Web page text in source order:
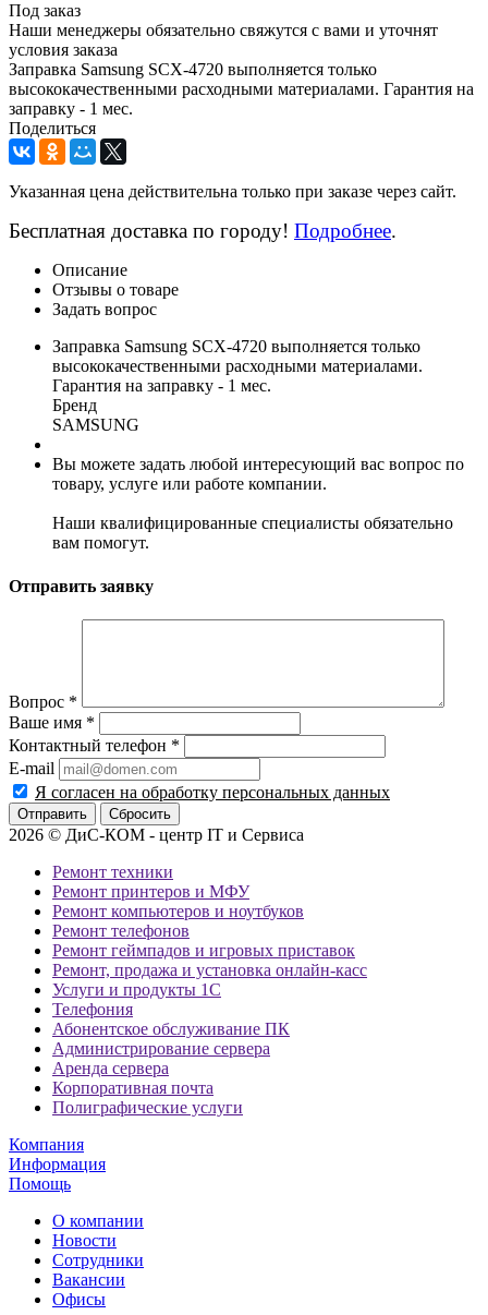
Под заказ
Наши менеджеры обязательно свяжутся с вами и уточнят
условия заказа
Заправка Samsung SCX-4720 выполняется только
высококачественными расходными материалами. Гарантия на
заправку - 1 мес.
Поделиться
Указанная цена действительна только при заказе через сайт.
Бесплатная доставка по городу! Подробнее.
Описание
Отзывы о товаре
Задать вопрос
Заправка Samsung SCX-4720 выполняется только
высококачественными расходными материалами.
Гарантия на заправку - 1 мес.
Бренд
SAMSUNG
Вы можете задать любой интересующий вас вопрос по
товару, услуге или работе компании.
Наши квалифицированные специалисты обязательно
вам помогут.
Отправить заявку
Вопрос *
Ваше имя *
Контактный телефон *
E-mail
Я согласен на обработку персональных данных
Сбросить
2026 © ДиС-КОМ - центр IT и Сервиса
Ремонт техники
Ремонт принтеров и МФУ
Ремонт компьютеров и ноутбуков
Ремонт телефонов
Ремонт геймпадов и игровых приставок
Ремонт, продажа и установка онлайн-касс
Услуги и продукты 1С
Телефония
Абонентское обслуживание ПК
Администрирование сервера
Аренда сервера
Корпоративная почта
Полиграфические услуги
Компания
Информация
Помощь
О компании
Новости
Сотрудники
Вакансии
Офисы